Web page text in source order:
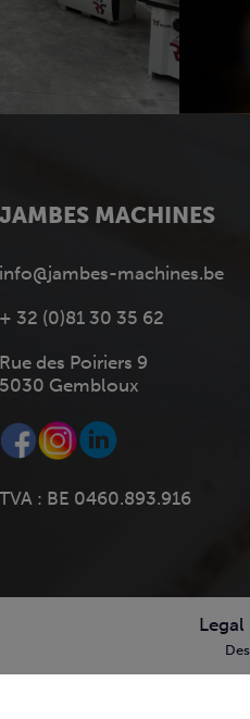
JAMBES MACHINES
info@jambes-machines.be
+ 32 (0)81 30 35 62
Rue des Poiriers 9
5030 Gembloux
TVA : BE 0460.893.916